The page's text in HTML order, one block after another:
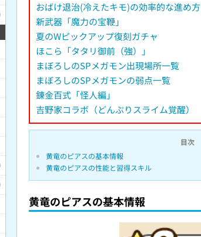
おばけ退治(冷えたキモ)の効率的な進め方
新武器「魔力の宝鞭」
夏のWピックアップ復刻ガチャ
ほこら「タタリ御前（強）」
まぼろしのSPメガモン出現場所一覧
まぼろしのSPメガモンの弱点一覧
錬金百式「怪人編」
吉野家コラボ（どんぶりスライム覚醒）
目次
黄竜のピアスの基本情報
黄竜のピアスの性能と習得スキル
黄竜のピアスの基本情報